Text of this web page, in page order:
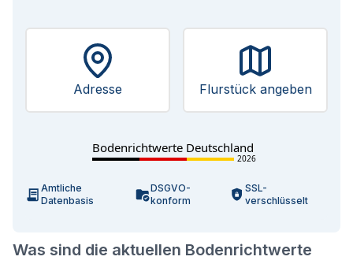
Was sind die aktuellen Bodenrichtwerte
Adresse Flurstück angeben
Bodenrichtwerte Deutschland
2026
Amtliche
Datenbasis
DSGVO-
konform
SSL-
verschlüsselt